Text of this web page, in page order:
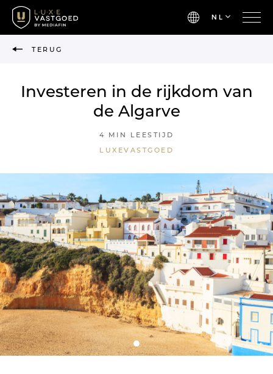
NL
TERUG
Investeren in de rijkdom van
de Algarve
4 MIN LEESTIJD
LUXEVASTGOED